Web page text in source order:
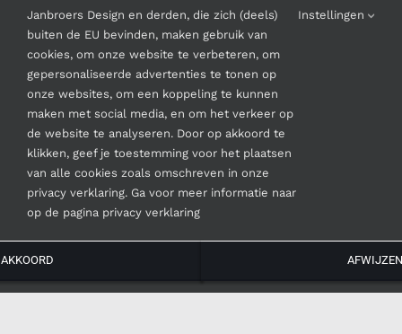
INFORMATIE
Algemene Voorwaarden
© Copyright 2026 | Janbroers Design
Janbroers Design en derden, die zich (deels)
buiten de EU bevinden, maken gebruik van
cookies, om onze website te verbeteren, om
gepersonaliseerde advertenties te tonen op
onze websites, om een koppeling te kunnen
maken met social media, en om het verkeer op
de website te analyseren. Door op akkoord te
klikken, geef je toestemming voor het plaatsen
van alle cookies zoals omschreven in onze
privacy verklaring. Ga voor meer informatie naar
op de pagina privacy verklaring
Instellingen
AKKOORD AFWIJZEN